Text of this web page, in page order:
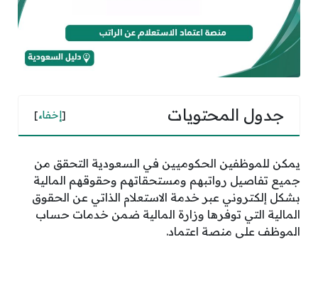
جدول المحتويات [إخفاء]
يمكن للموظفين الحكوميين في السعودية التحقق من
جميع تفاصيل رواتبهم ومستحقاتهم وحقوقهم المالية
بشكل إلكتروني عبر خدمة الاستعلام الذاتي عن الحقوق
المالية التي توفرها وزارة المالية ضمن خدمات حساب
الموظف على منصة اعتماد.